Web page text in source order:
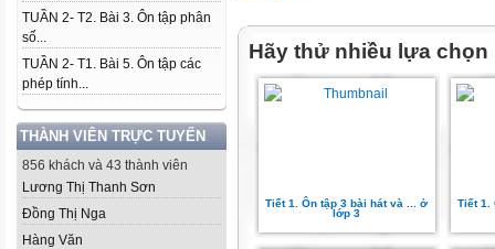
TUẦN 2- T2. Bài 3. Ôn tập phân
số...
TUẦN 2- T1. Bài 5. Ôn tập các
phép tính...
THÀNH VIÊN TRỰC TUYẾN
856 khách và 43 thành viên
Lương Thị Thanh Sơn
Đồng Thị Nga
Hàng Văn
Hãy thử nhiều lựa chọn
Tiết 1. Ôn tập 3 bài hát và ... ở
lớp 3
Tiết 1.